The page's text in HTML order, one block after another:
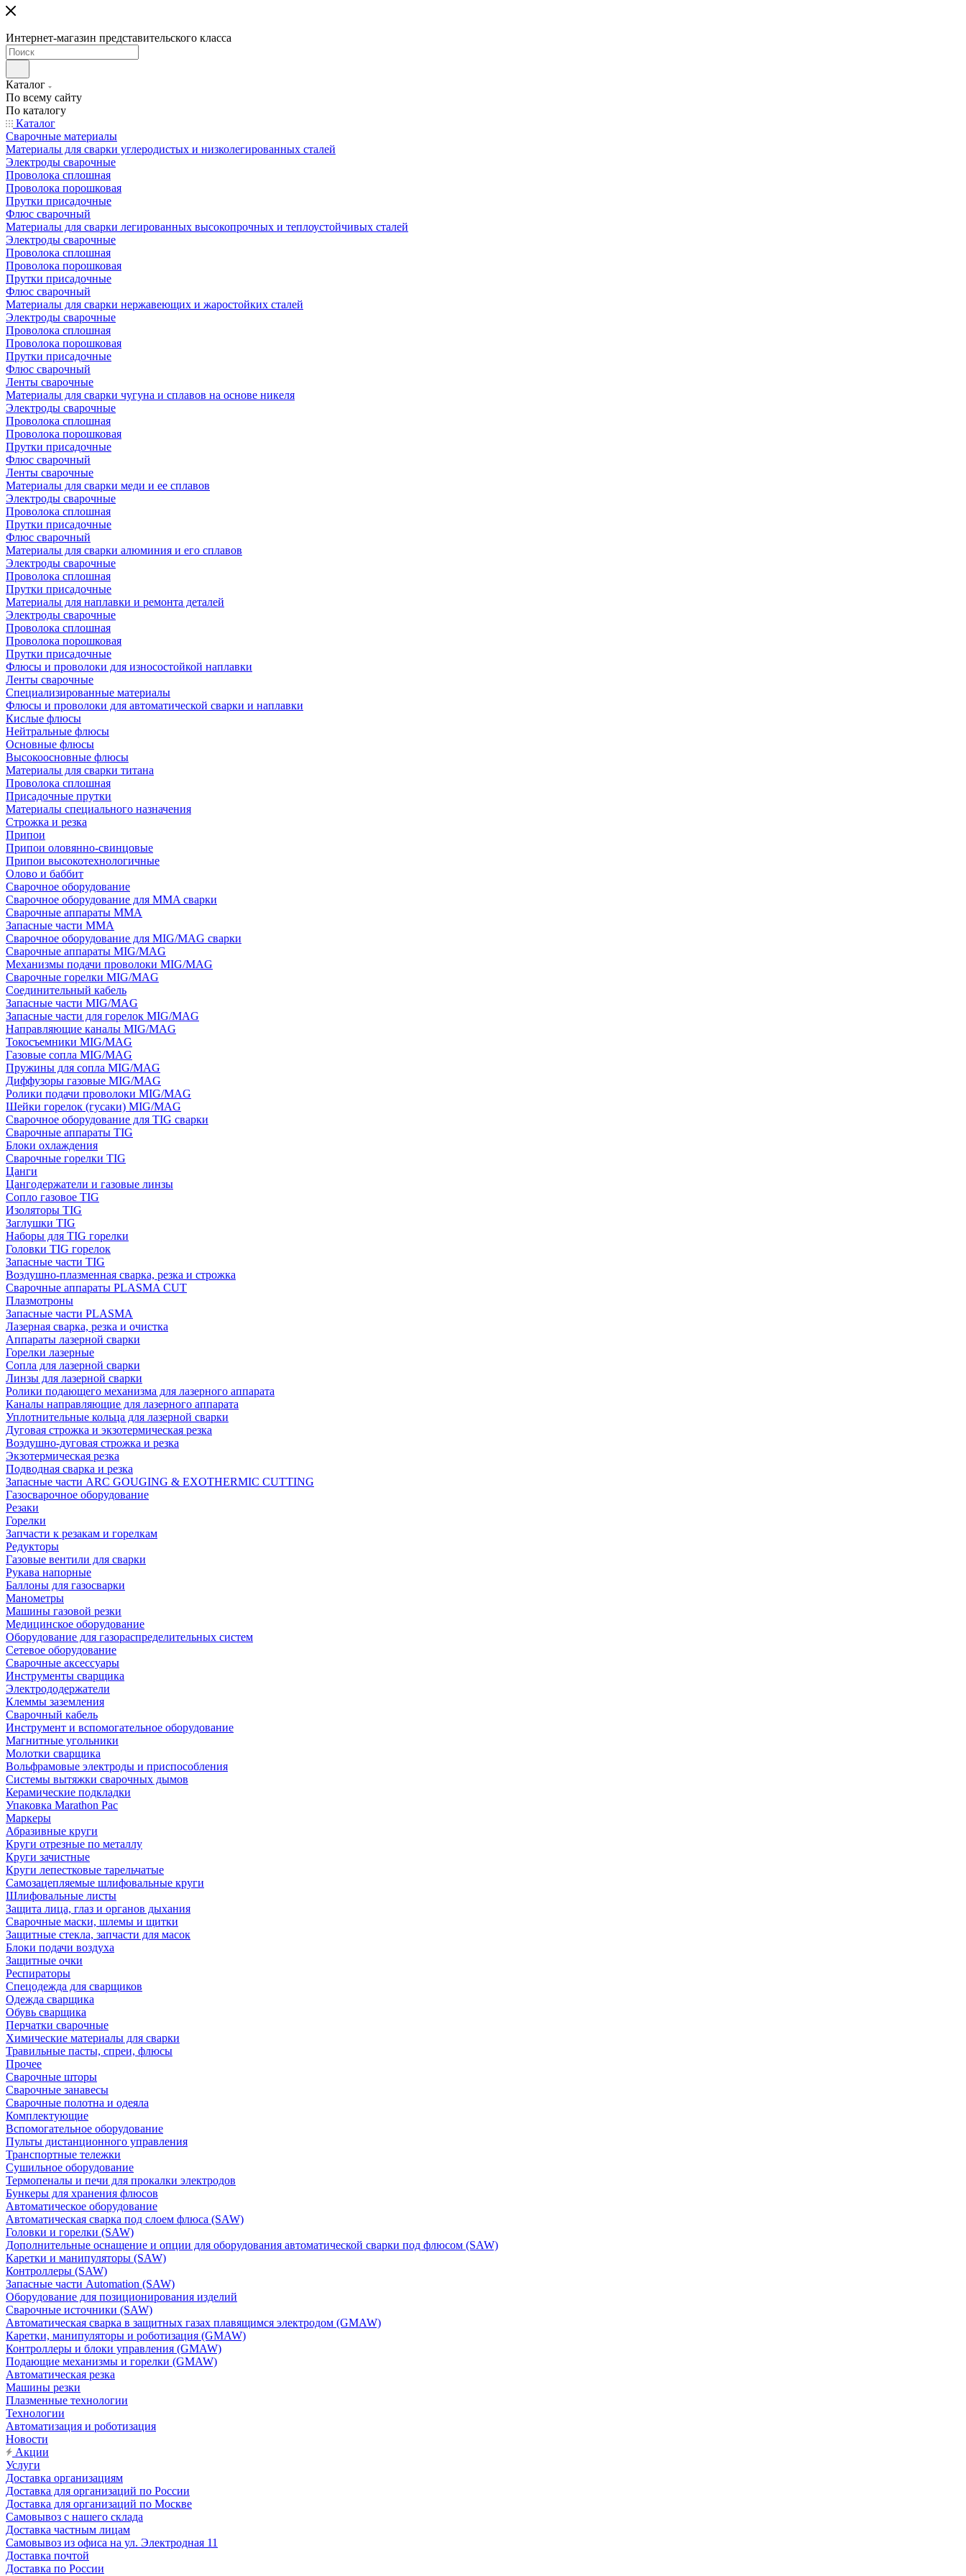
Интернет-магазин представительского класса
Каталог
По всему сайту
По каталогу
Каталог
Сварочные материалы
Материалы для сварки углеродистых и низколегированных сталей
Электроды сварочные
Проволока сплошная
Проволока порошковая
Прутки присадочные
Флюс сварочный
Материалы для сварки легированных высокопрочных и теплоустойчивых сталей
Электроды сварочные
Проволока сплошная
Проволока порошковая
Прутки присадочные
Флюс сварочный
Материалы для сварки нержавеющих и жаростойких сталей
Электроды сварочные
Проволока сплошная
Проволока порошковая
Прутки присадочные
Флюс сварочный
Ленты сварочные
Материалы для сварки чугуна и сплавов на основе никеля
Электроды сварочные
Проволока сплошная
Проволока порошковая
Прутки присадочные
Флюс сварочный
Ленты сварочные
Материалы для сварки меди и ее сплавов
Электроды сварочные
Проволока сплошная
Прутки присадочные
Флюс сварочный
Материалы для сварки алюминия и его сплавов
Электроды сварочные
Проволока сплошная
Прутки присадочные
Материалы для наплавки и ремонта деталей
Электроды сварочные
Проволока сплошная
Проволока порошковая
Прутки присадочные
Флюсы и проволоки для износостойкой наплавки
Ленты сварочные
Специализированные материалы
Флюсы и проволоки для автоматической сварки и наплавки
Кислые флюсы
Нейтральные флюсы
Основные флюсы
Высокоосновные флюсы
Материалы для сварки титана
Проволока сплошная
Присадочные прутки
Материалы специального назначения
Строжка и резка
Припои
Припои оловянно-свинцовые
Припои высокотехнологичные
Олово и баббит
Сварочное оборудование
Сварочное оборудование для MMA сварки
Сварочные аппараты MMA
Запасные части MMA
Сварочное оборудование для MIG/MAG сварки
Сварочные аппараты MIG/MAG
Механизмы подачи проволоки MIG/MAG
Сварочные горелки MIG/MAG
Соединительный кабель
Запасные части MIG/MAG
Запасные части для горелок MIG/MAG
Направляющие каналы MIG/MAG
Токосъемники MIG/MAG
Газовые сопла MIG/MAG
Пружины для сопла MIG/MAG
Диффузоры газовые MIG/MAG
Ролики подачи проволоки MIG/MAG
Шейки горелок (гусаки) MIG/MAG
Сварочное оборудование для TIG сварки
Сварочные аппараты TIG
Блоки охлаждения
Сварочные горелки TIG
Цанги
Цангодержатели и газовые линзы
Сопло газовое TIG
Изоляторы TIG
Заглушки TIG
Наборы для TIG горелки
Головки TIG горелок
Запасные части TIG
Воздушно-плазменная сварка, резка и строжка
Сварочные аппараты PLASMA CUT
Плазмотроны
Запасные части PLASMA
Лазерная сварка, резка и очистка
Аппараты лазерной сварки
Горелки лазерные
Сопла для лазерной сварки
Линзы для лазерной сварки
Ролики подающего механизма для лазерного аппарата
Каналы направляющие для лазерного аппарата
Уплотнительные кольца для лазерной сварки
Дуговая строжка и экзотермическая резка
Воздушно-дуговая строжка и резка
Экзотермическая резка
Подводная сварка и резка
Запасные части ARC GOUGING & EXOTHERMIC CUTTING
Газосварочное оборудование
Резаки
Горелки
Запчасти к резакам и горелкам
Редукторы
Газовые вентили для сварки
Рукава напорные
Баллоны для газосварки
Манометры
Машины газовой резки
Медицинское оборудование
Оборудование для газораспределительных систем
Сетевое оборудование
Сварочные аксессуары
Инструменты сварщика
Электрододержатели
Клеммы заземления
Сварочный кабель
Инструмент и вспомогательное оборудование
Магнитные угольники
Молотки сварщика
Вольфрамовые электроды и приспособления
Системы вытяжки сварочных дымов
Керамические подкладки
Упаковка Marathon Pac
Маркеры
Абразивные круги
Круги отрезные по металлу
Круги зачистные
Круги лепестковые тарельчатые
Самозацепляемые шлифовальные круги
Шлифовальные листы
Защита лица, глаз и органов дыхания
Сварочные маски, шлемы и щитки
Защитные стекла, запчасти для масок
Блоки подачи воздуха
Защитные очки
Респираторы
Спецодежда для сварщиков
Одежда сварщика
Обувь сварщика
Перчатки сварочные
Химические материалы для сварки
Травильные пасты, спреи, флюсы
Прочее
Сварочные шторы
Сварочные занавесы
Сварочные полотна и одеяла
Комплектующие
Вспомогательное оборудование
Пульты дистанционного управления
Транспортные тележки
Сушильное оборудование
Термопеналы и печи для прокалки электродов
Бункеры для хранения флюсов
Автоматическое оборудование
Автоматическая сварка под слоем флюса (SAW)
Головки и горелки (SAW)
Дополнительные оснащение и опции для оборудования автоматической сварки под флюсом (SAW)
Каретки и манипуляторы (SAW)
Контроллеры (SAW)
Запасные части Automation (SAW)
Оборудование для позиционирования изделий
Сварочные источники (SAW)
Автоматическая сварка в защитных газах плавящимся электродом (GMAW)
Каретки, манипуляторы и роботизация (GMAW)
Контроллеры и блоки управления (GMAW)
Подающие механизмы и горелки (GMAW)
Автоматическая резка
Машины резки
Плазменные технологии
Технологии
Автоматизация и роботизация
Новости
Акции
Услуги
Доставка организациям
Доставка для организаций по России
Доставка для организаций по Москве
Самовывоз с нашего склада
Доставка частным лицам
Самовывоз из офиса на ул. Электродная 11
Доставка почтой
Доставка по России